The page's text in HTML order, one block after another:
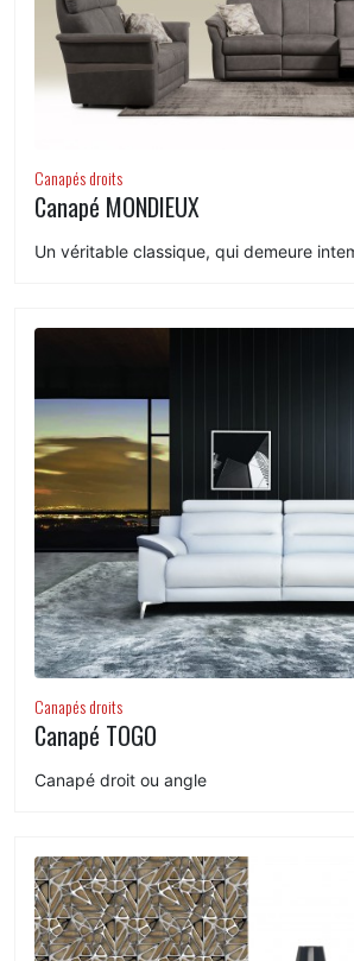
Canapés droits
Canapé MONDIEUX
Un véritable classique, qui demeure
Canapés droits
Canapé TOGO
Canapé droit ou angle